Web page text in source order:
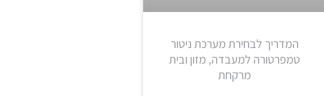
המדריך לבחירת מערכת ניטור
טמפרטורה למעבדה, מזון ובית
מרקחת